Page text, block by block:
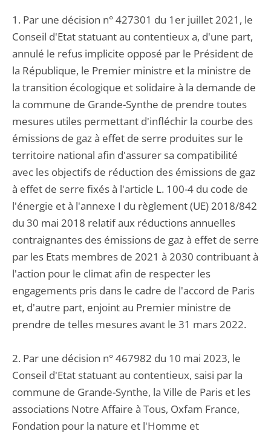
1. Par une décision n° 427301 du 1er juillet 2021, le
Conseil d'Etat statuant au contentieux a, d'une part,
annulé le refus implicite opposé par le Président de
la République, le Premier ministre et la ministre de
la transition écologique et solidaire à la demande de
la commune de Grande-Synthe de prendre toutes
mesures utiles permettant d'infléchir la courbe des
émissions de gaz à effet de serre produites sur le
territoire national afin d'assurer sa compatibilité
avec les objectifs de réduction des émissions de gaz
à effet de serre fixés à l'article L. 100-4 du code de
l'énergie et à l'annexe I du règlement (UE) 2018/842
du 30 mai 2018 relatif aux réductions annuelles
contraignantes des émissions de gaz à effet de serre
par les Etats membres de 2021 à 2030 contribuant à
l'action pour le climat afin de respecter les
engagements pris dans le cadre de l'accord de Paris
et, d'autre part, enjoint au Premier ministre de
prendre de telles mesures avant le 31 mars 2022.
2. Par une décision n° 467982 du 10 mai 2023, le
Conseil d'Etat statuant au contentieux, saisi par la
commune de Grande-Synthe, la Ville de Paris et les
associations Notre Affaire à Tous, Oxfam France,
Fondation pour la nature et l'Homme et